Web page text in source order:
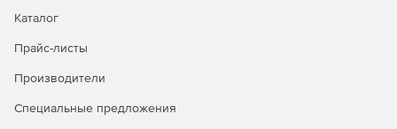
Каталог
Прайс-листы
Производители
Специальные предложения